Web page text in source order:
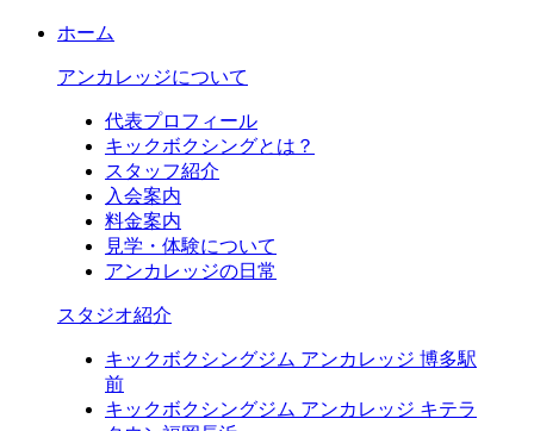
ホーム
アンカレッジについて
代表プロフィール
キックボクシングとは？
スタッフ紹介
入会案内
料金案内
見学・体験について
アンカレッジの日常
スタジオ紹介
キックボクシングジム アンカレッジ 博多駅
前
キックボクシングジム アンカレッジ キテラ